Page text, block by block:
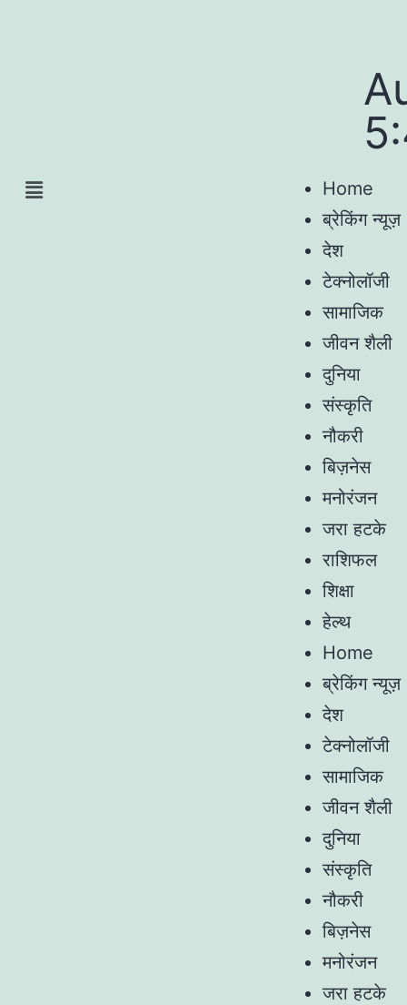
Home
ब्रेकिंग न्यूज़
देश
टेक्नोलॉजी
सामाजिक
जीवन शैली
दुनिया
संस्कृति
नौकरी
बिज़नेस
मनोरंजन
जरा हटके
राशिफल
शिक्षा
हेल्थ
Home
ब्रेकिंग न्यूज़
देश
टेक्नोलॉजी
सामाजिक
जीवन शैली
दुनिया
संस्कृति
नौकरी
बिज़नेस
मनोरंजन
जरा हटके